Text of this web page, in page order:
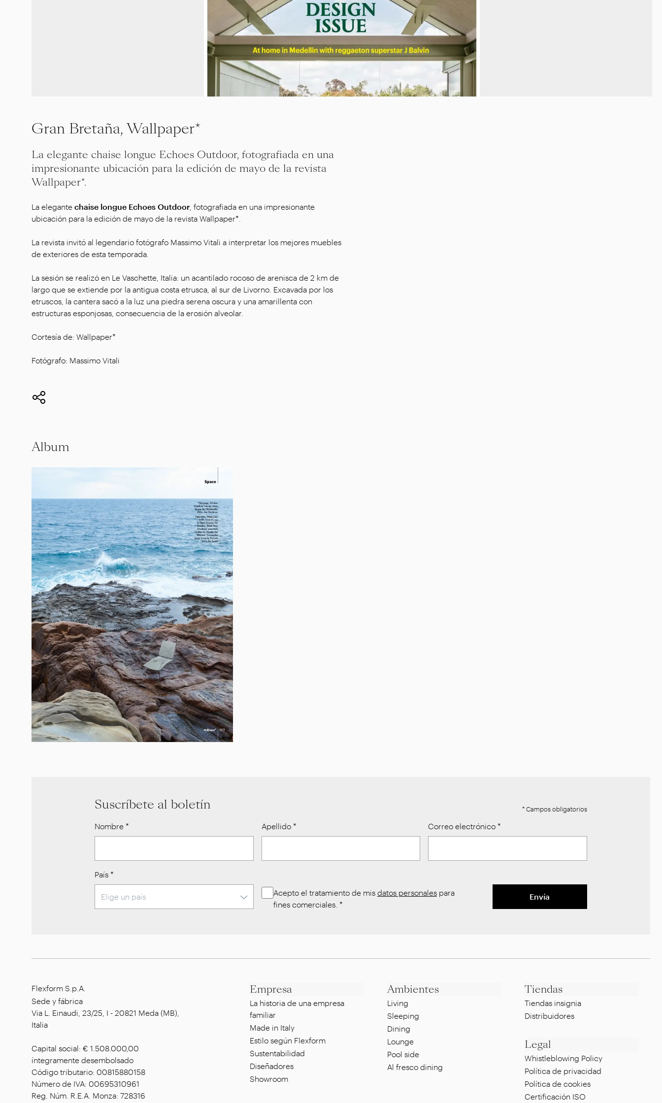
Gran Bretaña, Wallpaper*
La elegante chaise longue Echoes Outdoor, fotografiada en una
impresionante ubicación para la edición de mayo de la revista
Wallpaper*.
La elegante chaise longue Echoes Outdoor , fotografiada en una impresionante
ubicación para la edición de mayo de la revista Wallpaper*.
La revista invitó al legendario fotógrafo Massimo Vitali a interpretar los mejores muebles
de exteriores de esta temporada.
La sesión se realizó en Le Vaschette, Italia: un acantilado rocoso de arenisca de 2 km de
largo que se extiende por la antigua costa etrusca, al sur de Livorno. Excavada por los
etruscos, la cantera sacó a la luz una piedra serena oscura y una amarillenta con
estructuras esponjosas, consecuencia de la erosión alveolar.
Cortesía de: Wallpaper*
Fotógrafo: Massimo Vitali
Album
Suscríbete al boletín * Campos obligatorios
Nombre * Apellido* Correo electrónico *
País *
Acepto el tratamiento de mis datos personalespara
fines comerciales. *
Envía
Flexform S.p.A.
Sede y fábrica
Via L. Einaudi, 23/25, I - 20821 Meda (MB),
Italia
Capital social: € 1.508.000,00
íntegramente desembolsado
Código tributario: 00815880158
Número de IVA: 00695310961
Reg. Núm. R.E.A. Monza: 728316
Empresa
La historia de una empresa
familiar
Made in Italy
Estilo según Flexform
Sustentabilidad
Diseñadores
Showroom
Ambientes
Living
Sleeping
Dining
Lounge
Pool side
Al fresco dining
Tiendas
Tiendas insignia
Distribuidores
Legal
Whistleblowing Policy
Política de privacidad
Política de cookies
Certificación ISO